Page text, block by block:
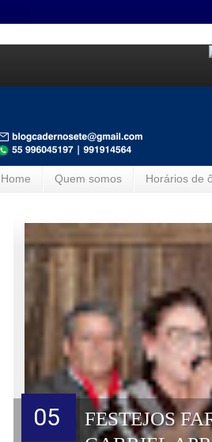
Home Quem somos Horários de
FESTEJOS
05